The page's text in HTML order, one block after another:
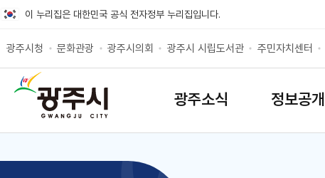
이 누리집은 대한민국 공식 전자정부 누리집입니다.
광주시청 문화관광 광주시의회 광주시 시립도서관 주민자치센터
광주소식 정보공개
SITEMAP